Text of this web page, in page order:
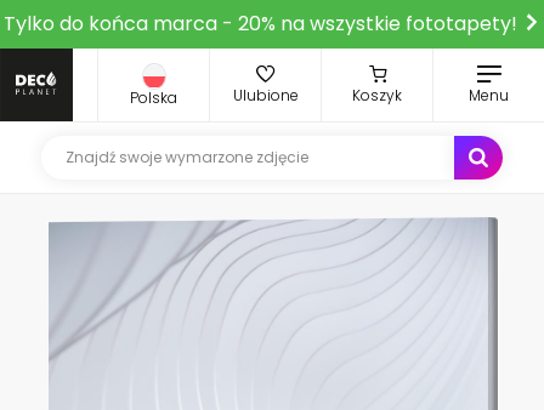
Tylko do końca marca - 20% na wszystkie fototapety!
Polska Ulubione Koszyk Menu